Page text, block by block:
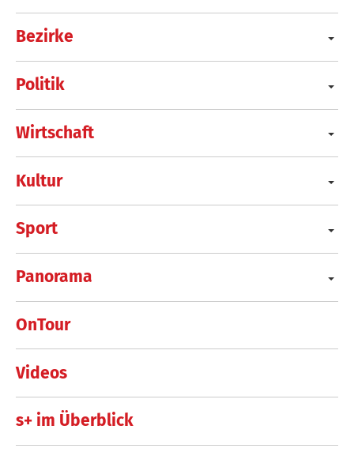
Bezirke
Politik
Wirtschaft
Kultur
Sport
Panorama
OnTour
Videos
s+ im Überblick